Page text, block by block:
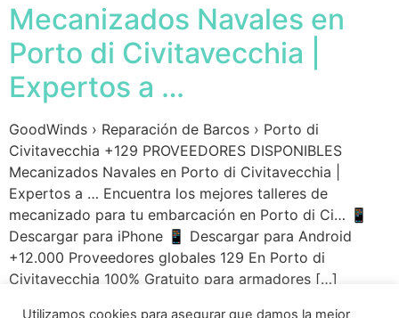
Mecanizados Navales en
Porto di Civitavecchia |
Expertos a …
GoodWinds › Reparación de Barcos › Porto di
Civitavecchia +129 PROVEEDORES DISPONIBLES
Mecanizados Navales en Porto di Civitavecchia |
Expertos a … Encuentra los mejores talleres de
mecanizado para tu embarcación en Porto di Ci… 📱
Descargar para iPhone 📱 Descargar para Android
+12.000 Proveedores globales 129 En Porto di
Civitavecchia 100% Gratuito para armadores […]
Utilizamos cookies para asegurar que damos la mejor